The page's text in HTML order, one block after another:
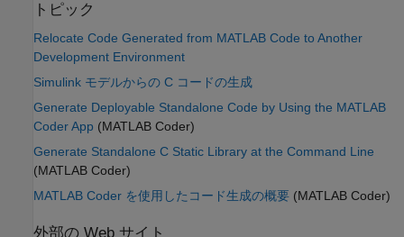
トピック
Relocate Code Generated from MATLAB Code to Another
Development Environment
Simulink モデルからの C コードの生成
Generate Deployable Standalone Code by Using the MATLAB
Coder App (MATLAB Coder)
Generate Standalone C Static Library at the Command Line
(MATLAB Coder)
MATLAB Coder を使用したコード生成の概要 (MATLAB Coder)
外部の Web サイト